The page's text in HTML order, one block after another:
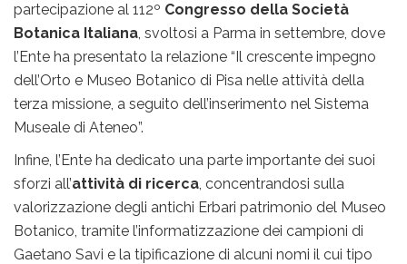
partecipazione al 112º Congresso della Società
Botanica Italiana, svoltosi a Parma in settembre, dove
l’Ente ha presentato la relazione “Il crescente impegno
dell’Orto e Museo Botanico di Pisa nelle attività della
terza missione, a seguito dell’inserimento nel Sistema
Museale di Ateneo”.
Infine, l’Ente ha dedicato una parte importante dei suoi
sforzi all’attività di ricerca, concentrandosi sulla
valorizzazione degli antichi Erbari patrimonio del Museo
Botanico, tramite l’informatizzazione dei campioni di
Gaetano Savi e la tipificazione di alcuni nomi il cui tipo